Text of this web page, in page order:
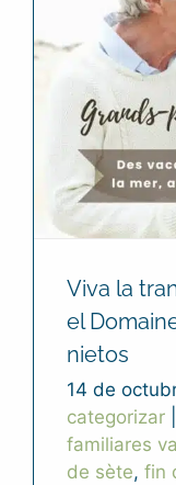
Viva la
el
nietos
14 de
categorizar
familiares
de sète, fin